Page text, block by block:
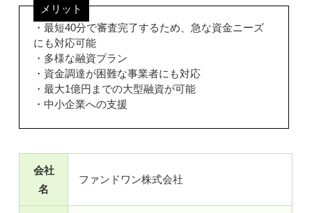
メリット
・最短40分で審査完了するため、急な資金ニーズ
にも対応可能
・多様な融資プラン
・資金調達が困難な事業者にも対応
・最大1億円までの大型融資が可能
・中小企業への支援
会社
名
ファンドワン株式会社